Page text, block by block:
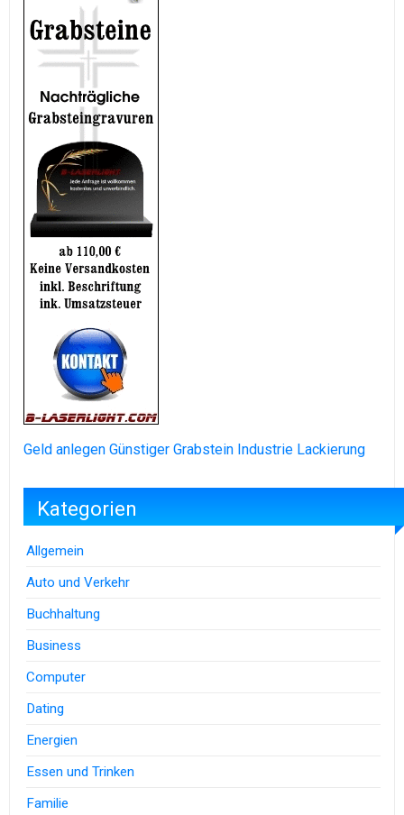
Geld anlegen Günstiger Grabstein Industrie Lackierung
Kategorien
Allgemein
Auto und Verkehr
Buchhaltung
Business
Computer
Dating
Energien
Essen und Trinken
Familie